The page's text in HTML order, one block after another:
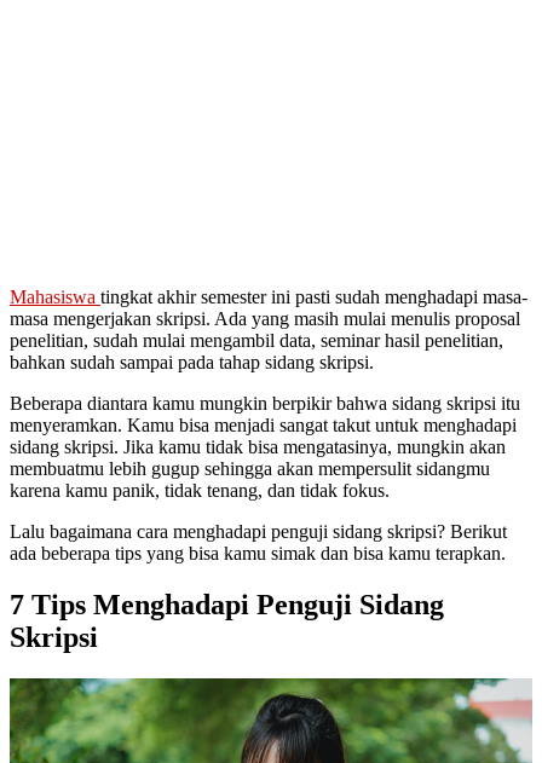
Mahasiswa tingkat akhir semester ini pasti sudah menghadapi masa-
masa mengerjakan skripsi. Ada yang masih mulai menulis proposal
penelitian, sudah mulai mengambil data, seminar hasil penelitian,
bahkan sudah sampai pada tahap sidang skripsi.
Beberapa diantara kamu mungkin berpikir bahwa sidang skripsi itu
menyeramkan. Kamu bisa menjadi sangat takut untuk menghadapi
sidang skripsi. Jika kamu tidak bisa mengatasinya, mungkin akan
membuatmu lebih gugup sehingga akan mempersulit sidangmu
karena kamu panik, tidak tenang, dan tidak fokus.
Lalu bagaimana cara menghadapi penguji sidang skripsi? Berikut
ada beberapa tips yang bisa kamu simak dan bisa kamu terapkan.
7 Tips Menghadapi Penguji Sidang
Skripsi